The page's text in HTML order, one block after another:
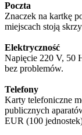
Poczta
Znaczek na kartkę
miejscach stoją
Elektryczność
Napięcie 220 V, 50
bez problemów.
Telefony
Karty telefoniczne
publicznych
EUR (100